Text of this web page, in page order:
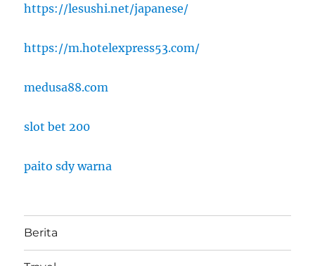
https://lesushi.net/japanese/
https://m.hotelexpress53.com/
medusa88.com
slot bet 200
paito sdy warna
Berita